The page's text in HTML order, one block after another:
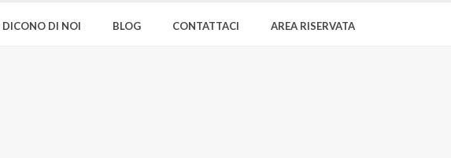
DICONO DI NOI BLOG CONTATTACI AREA RISERVATA